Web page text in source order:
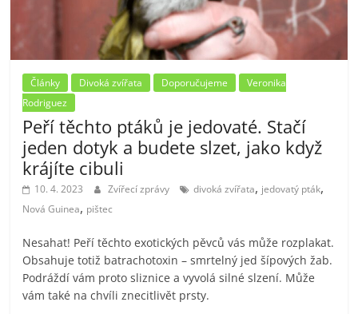
Články Divoká zvířata Doporučujeme
Veronika
Rodriguez
Peří těchto ptáků je jedovaté. Stačí
jeden dotyk a budete slzet, jako když
krájíte cibuli
10. 4. 2023 Zvířecí zprávy divoká zvířata, jedovatý pták,
Nová Guinea, pištec
Nesahat! Peří těchto exotických pěvců vás může rozplakat.
Obsahuje totiž batrachotoxin – smrtelný jed šípových žab.
Podráždí vám proto sliznice a vyvolá silné slzení. Může
vám také na chvíli znecitlivět prsty.